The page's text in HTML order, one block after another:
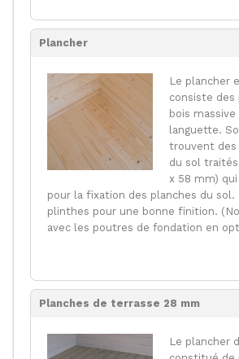
Plancher
Le plancher
consiste des
bois
languette.
trouvent des
du sol
x 58 mm)
pour la fixation des planches du sol.
plinthes pour une bonne finition.
avec les poutres de fondation en
Planches de terrasse 28 mm
Le plancher